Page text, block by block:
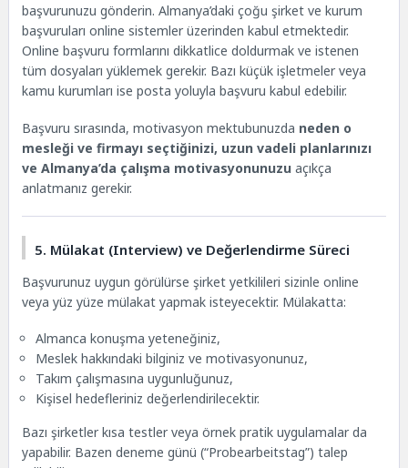
başvurunuzu gönderin. Almanya’daki çoğu şirket ve kurum
başvuruları online sistemler üzerinden kabul etmektedir.
Online başvuru formlarını dikkatlice doldurmak ve istenen
tüm dosyaları yüklemek gerekir. Bazı küçük işletmeler veya
kamu kurumları ise posta yoluyla başvuru kabul edebilir.
Başvuru sırasında, motivasyon mektubunuzda neden o
mesleği ve firmayı seçtiğinizi, uzun vadeli planlarınızı
ve Almanya’da çalışma motivasyonunuzu açıkça
anlatmanız gerekir.
5. Mülakat (Interview) ve Değerlendirme Süreci
Başvurunuz uygun görülürse şirket yetkilileri sizinle online
veya yüz yüze mülakat yapmak isteyecektir. Mülakatta:
Almanca konuşma yeteneğiniz,
Meslek hakkındaki bilginiz ve motivasyonunuz,
Takım çalışmasına uygunluğunuz,
Kişisel hedefleriniz değerlendirilecektir.
Bazı şirketler kısa testler veya örnek pratik uygulamalar da
yapabilir. Bazen deneme günü (“Probearbeitstag”) talep